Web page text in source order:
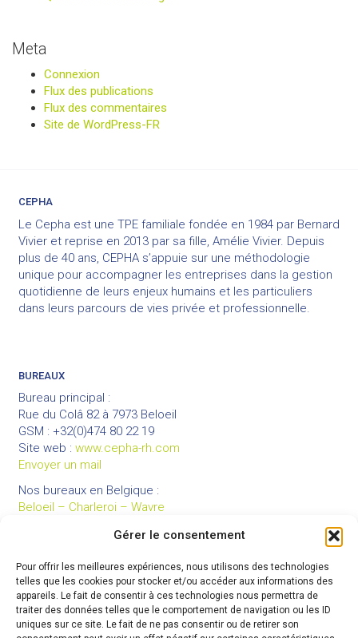
Gérer le consentement
Pour offrir les meilleures expériences, nous utilisons des technologies
telles que les cookies pour stocker et/ou accéder aux informations des
appareils. Le fait de consentir à ces technologies nous permettra de
traiter des données telles que le comportement de navigation ou les ID
uniques sur ce site. Le fait de ne pas consentir ou de retirer son
Meta
Connexion
Flux des publications
Flux des commentaires
Site de WordPress-FR
CEPHA
Le Cepha est une TPE familiale fondée en 1984 par Bernard
Vivier et reprise en 2013 par sa fille, Amélie Vivier. Depuis
plus de 40 ans, CEPHA s’appuie sur une méthodologie
unique pour accompagner les entreprises dans la gestion
quotidienne de leurs enjeux humains et les particuliers
dans leurs parcours de vies privée et professionnelle.
BUREAUX
Bureau principal :
Rue du Colâ 82 à 7973 Beloeil
GSM : +32(0)474 80 22 19
Site web : www.cepha-rh.com
Envoyer un mail
Nos bureaux en Belgique :
Beloeil – Charleroi – Wavre
LIENS UTILES
Mentions légales
Conditions générales de vente